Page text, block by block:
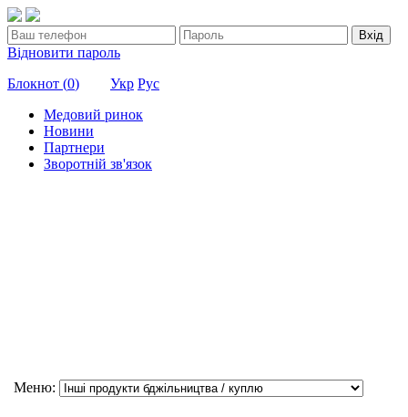
Вхід
Відновити пароль
Блокнот (0) Укр Рус
Медовий ринок
Новини
Партнери
Зворотній зв'язок
Меню: